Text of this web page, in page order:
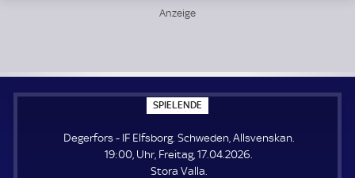
SPIELENDE
P
E
L
E
N
Degerfors - IF Elfsborg. Schweden, Allsvenskan.
19:00, Uhr, Freitag, 17.04.2026.
Stora Valla.